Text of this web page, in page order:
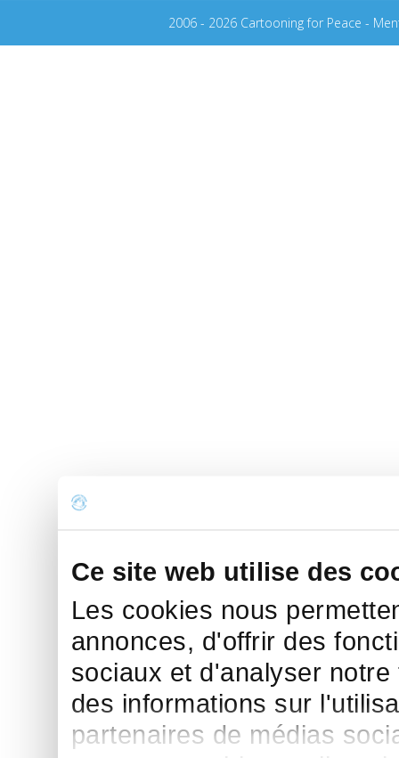
Ce site web utilise des
Les cookies nous
annonces, d'offrir des
sociaux et d'analyser
des informations sur
partenaires de médias
2006 - 2026 Cartooning for Peace -